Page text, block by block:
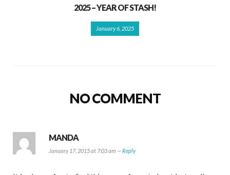
2025 – YEAR OF STASH!
January 6, 2025
NO COMMENT
MANDA
January 17, 2015 at 7:03 am —Reply